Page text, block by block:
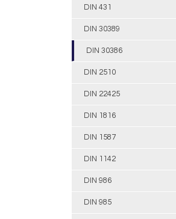
DIN 431
DIN 30389
DIN 30386
DIN 2510
DIN 22425
DIN 1816
DIN 1587
DIN 1142
DIN 986
DIN 985